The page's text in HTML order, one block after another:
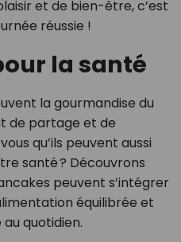
et de bien-être, c’est
réussie !
la santé
la gourmandise du
de partage et de
qu’ils peuvent aussi
santé ? Découvrons
peuvent s’intégrer
équilibrée et
quotidien.